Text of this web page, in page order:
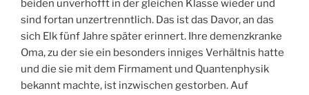
beiden unverhofft in der gleichen Klasse wieder und
sind fortan unzertrenntlich. Das ist das Davor, an das
sich Elk fünf Jahre später erinnert. Ihre demenzkranke
Oma, zu der sie ein besonders inniges Verhältnis hatte
und die sie mit dem Firmament und Quantenphysik
bekannt machte, ist inzwischen gestorben. Auf